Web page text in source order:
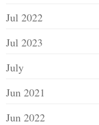
Jul 2022
Jul 2023
July
Jun 2021
Jun 2022